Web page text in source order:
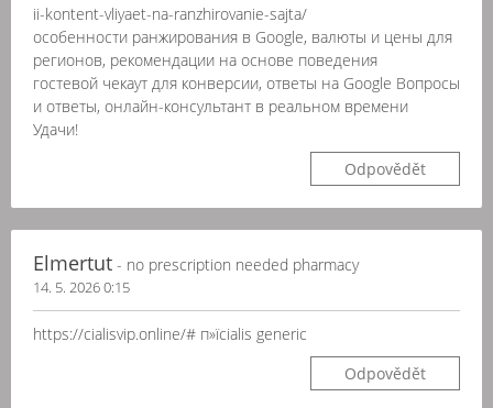
ii-kontent-vliyaet-na-ranzhirovanie-sajta/
особенности ранжирования в Google, валюты и цены для
регионов, рекомендации на основе поведения
гостевой чекаут для конверсии, ответы на Google Вопросы
и ответы, онлайн-консультант в реальном времени
Удачи!
Odpovědět
Elmertut - no prescription needed pharmacy
14. 5. 2026 0:15
https://cialisvip.online/# п»їcialis generic
Odpovědět